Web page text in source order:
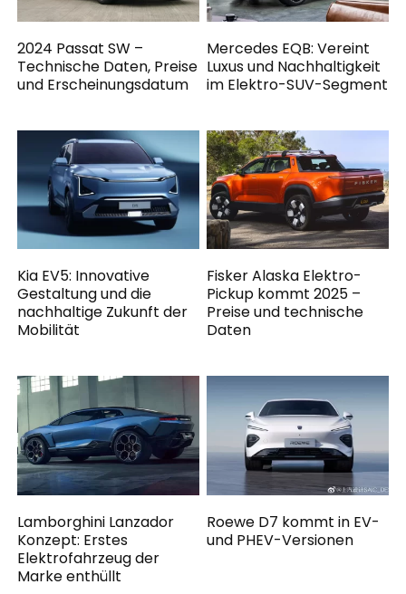
2024 Passat SW –
Technische Daten, Preise
und Erscheinungsdatum
Mercedes EQB: Vereint
Luxus und Nachhaltigkeit
im Elektro-SUV-Segment
Kia EV5: Innovative
Gestaltung und die
nachhaltige Zukunft der
Mobilität
Fisker Alaska Elektro-
Pickup kommt 2025 –
Preise und technische
Daten
Lamborghini Lanzador
Konzept: Erstes
Elektrofahrzeug der
Marke enthüllt
Roewe D7 kommt in EV-
und PHEV-Versionen